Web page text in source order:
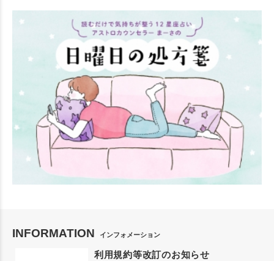
INFORMATION インフォメーション
利用規約等改訂のお知らせ